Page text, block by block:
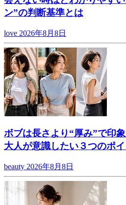
ン”の判断基準とは
love 2026年8月8日
ボブは長さより“厚み”で印象
大人が意識したい３つのポイ
beauty 2026年8月8日